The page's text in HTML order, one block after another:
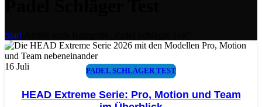
Start
16 Juli PADEL SCHLÄGER TEST
HEAD Extreme Serie: Pro, Motion und Team